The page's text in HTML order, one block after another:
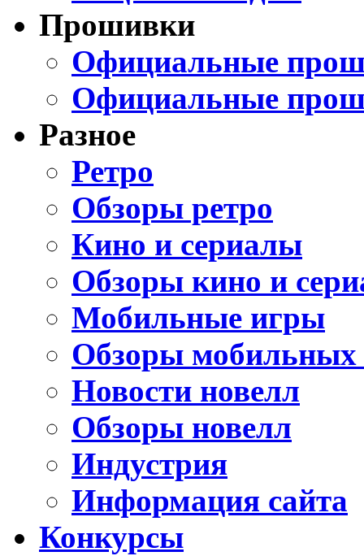
Прошивки
Официальные
Официальные
Разное
Ретро
Обзоры ретро
Кино и сериалы
Обзоры кино и
Мобильные игры
Обзоры мобильных
Новости новелл
Обзоры новелл
Индустрия
Информация сайта
Конкурсы